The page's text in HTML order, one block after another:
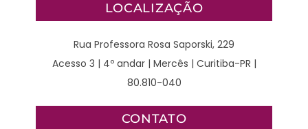
LOCALIZAÇÃO
Rua Professora Rosa Saporski, 229
Acesso 3 | 4º andar | Mercês | Curitiba-PR |
80.810-040
CONTATO